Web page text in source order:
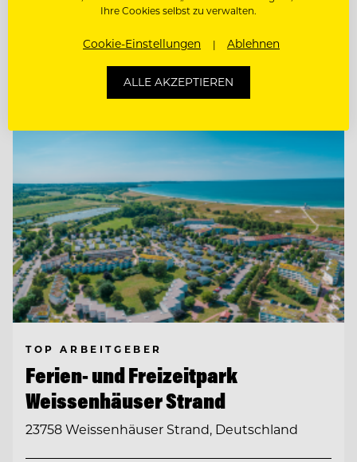
Entdecke alle Jobs
TOP ARBEITGEBER
Ferien- und Freizeitpark
Weissenhäuser Strand
23758 Weissenhäuser Strand, Deutschland
Ihre Cookies selbst zu verwalten.
Cookie-Einstellungen Ablehnen
ALLE AKZEPTIEREN